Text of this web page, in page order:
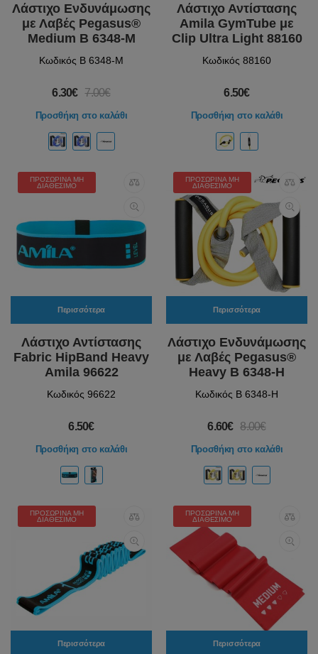
Λάστιχο Ενδυνάμωσης
με Λαβές Pegasus®
Medium Β 6348-M
Κωδικός Β 6348-M
6.30€ 7.00€
Προσθήκη στο καλάθι
Λάστιχο Αντίστασης
Amila GymTube με
Clip Ultra Light 88160
Κωδικός 88160
6.50€
Προσθήκη στο καλάθι
ΠΡΟΣΩΡΙΝΆ ΜΗ
ΔΙΑΘΈΣΙΜΟ
Περισσότερα
Λάστιχο Αντίστασης
Fabric HipBand Heavy
Amila 96622
Κωδικός 96622
6.50€
Προσθήκη στο καλάθι
ΠΡΟΣΩΡΙΝΆ ΜΗ
ΔΙΑΘΈΣΙΜΟ
Περισσότερα
Λάστιχο Ενδυνάμωσης
με Λαβές Pegasus®
Heavy Β 6348-H
Κωδικός Β 6348-H
6.60€ 8.00€
Προσθήκη στο καλάθι
ΠΡΟΣΩΡΙΝΆ ΜΗ
ΔΙΑΘΈΣΙΜΟ
Περισσότερα
ΠΡΟΣΩΡΙΝΆ ΜΗ
ΔΙΑΘΈΣΙΜΟ
Περισσότερα